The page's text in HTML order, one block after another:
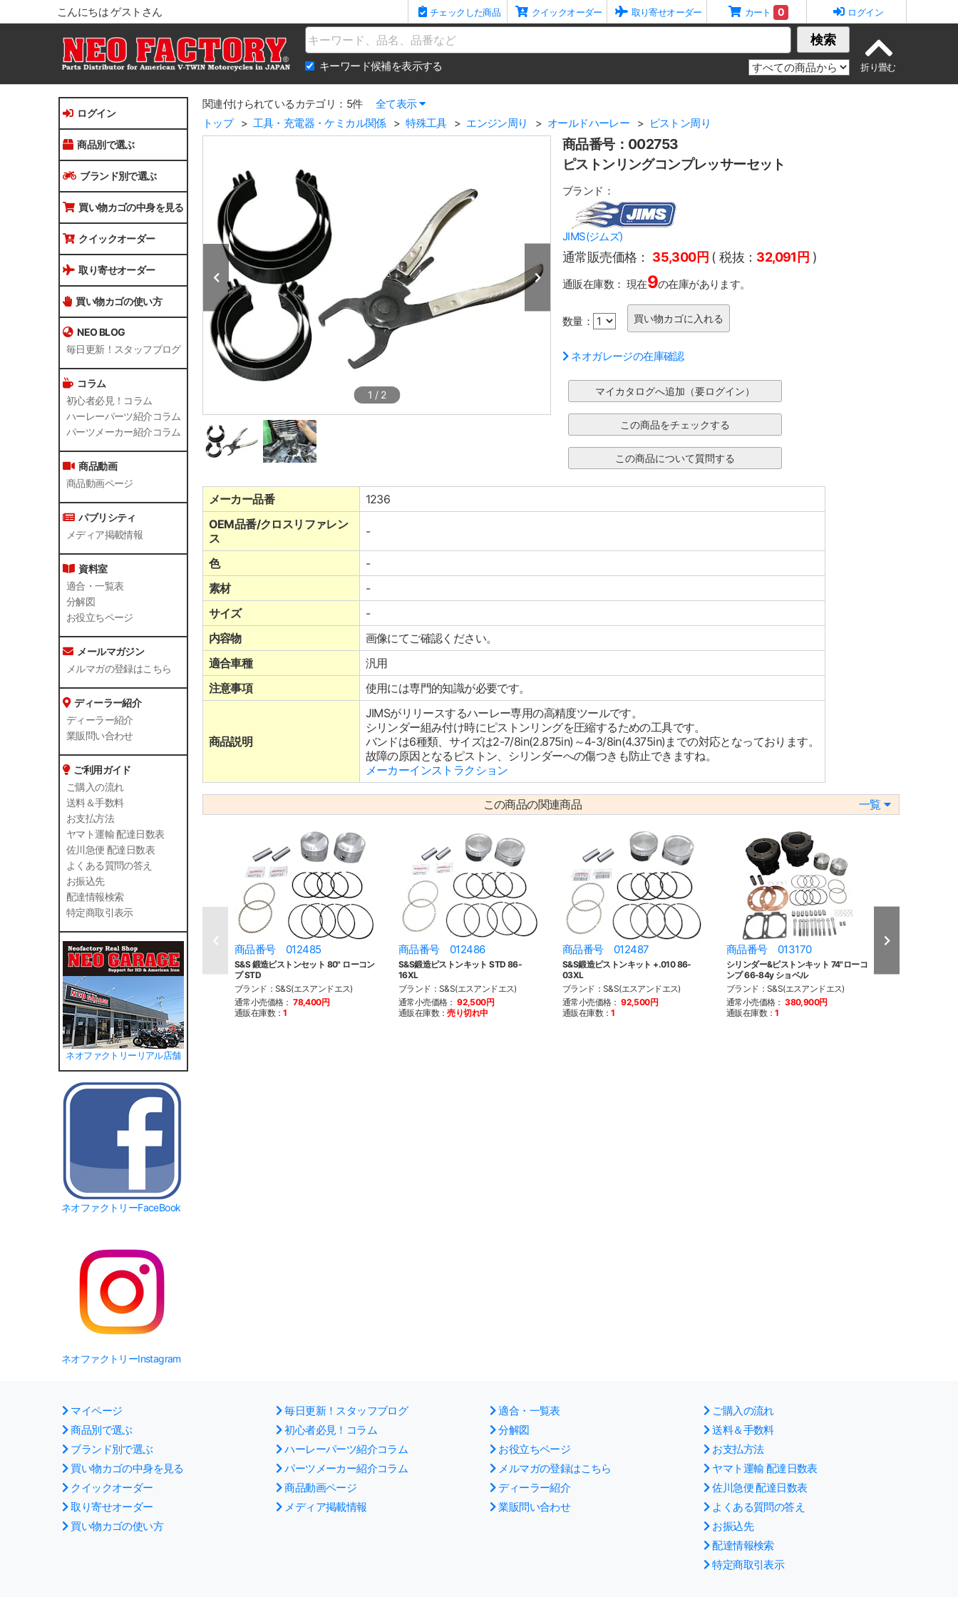
こんにちは ゲストさん チェックした商品 クイックオーダー 取り寄せオーダー カート 0 ログイン
Name 検索
キーワード候補を表示する
ログイン
商品別で選ぶ
ブランド別で選ぶ
買い物カゴの中身を見る
クイックオーダー
取り寄せオーダー
買い物カゴの使い方
NEO BLOG
毎日更新！スタッフブログ
コラム
初心者必見！コラム
ハーレーパーツ紹介コラム
パーツメーカー紹介コラム
商品動画
商品動画ページ
パブリシティ
メディア掲載情報
資料室
適合・一覧表
分解図
お役立ちページ
メールマガジン
メルマガの登録はこちら
ディーラー紹介
ディーラー紹介
業販問い合わせ
ご利用ガイド
ご購入の流れ
送料＆手数料
お支払方法
ヤマト運輸 配達日数表
佐川急便 配達日数表
よくある質問の答え
お振込先
配達情報検索
特定商取引表示
ネオファクトリーリアル店舗
ネオファクトリーFaceBook
ネオファクトリーInstagram
関連付けられているカテゴリ：5件
全て表示
トップ
工具・充電器・ケミカル関係 特殊工具 エンジン周り オールドハーレー ピストン周り
1 / 2
商品番号：002753
ピストンリングコンプレッサーセット
ブランド：
JIMS(ジムズ)
通常販売価格： 35,300円 ( 税抜： 32,091円 )
通販在庫数： 現在9の在庫があります。
数量：
ネオガレージの在庫確認
メーカー品番
1236
OEM品番/クロスリファレン
ス
-
色
-
素材
-
サイズ
-
内容物
画像にてご確認ください。
適合車種
汎用
注意事項
使用には専門的知識が必要です。
商品説明
JIMSがリリースするハーレー専用の高精度ツールです。
シリンダー組み付け時にピストンリングを圧縮するための工具です。
バンドは6種類、サイズは2-7/8in(2.875in)～4-3/8in(4.375in)までの対応となっております。
故障の原因となるピストン、シリンダーへの傷つきも防止できますね。
メーカーインストラクション
この商品の関連商品 一覧
商品番号 012485
S&S 鍛造ピストンセット 80" ローコン
プ STD
ブランド：S&S(エスアンドエス)
通常小売価格： 78,400円
通販在庫数：1
商品番号 012486
S&S鍛造ピストンキット STD 86-
16XL
ブランド：S&S(エスアンドエス)
通常小売価格： 92,500円
通販在庫数：売り切れ中
商品番号 012487
S&S鍛造ピストンキット +.010 86-
03XL
ブランド：S&S(エスアンドエス)
通常小売価格： 92,500円
通販在庫数：1
商品番号 013170
シリンダー&ピストンキット 74"ローコ
ンプ 66-84y ショベル
ブランド：S&S(エスアンドエス)
通常小売価格： 380,900円
通販在庫数：1
ンプ 66-84y ショ
マイページ
商品別で選ぶ
ブランド別で選ぶ
買い物カゴの中身を見る
クイックオーダー
取り寄せオーダー
買い物カゴの使い方
毎日更新！スタッフブログ
初心者必見！コラム
ハーレーパーツ紹介コラム
パーツメーカー紹介コラム
商品動画ページ
メディア掲載情報
適合・一覧表
分解図
お役立ちページ
メルマガの登録はこちら
ディーラー紹介
業販問い合わせ
ご購入の流れ
送料＆手数料
お支払方法
ヤマト運輸 配達日数表
佐川急便 配達日数表
よくある質問の答え
お振込先
配達情報検索
特定商取引表示